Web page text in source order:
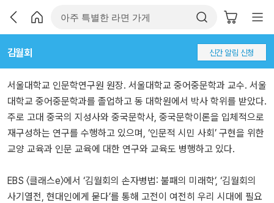
김월회 신간 알림 신청
서울대학교 인문학연구원 원장. 서울대학교 중어중문학과 교수. 서울
대학교 중어중문학과를 졸업하고 동 대학원에서 박사 학위를 받았다.
주로 고대 중국의 지성사와 중국문학사, 중국문학이론을 입체적으로
재구성하는 연구를 수행하고 있으며, ‘인문적 시민 사회’ 구현을 위한
교양 교육과 인문 교육에 대한 연구와 교육도 병행하고 있다.
EBS 〈클래스e〉에서 ‘김월회의 손자병법: 불패의 미래학’, ‘김월회의
사기열전, 현대인에게 묻다’를 통해 고전이 여전히 우리 시대에 필요